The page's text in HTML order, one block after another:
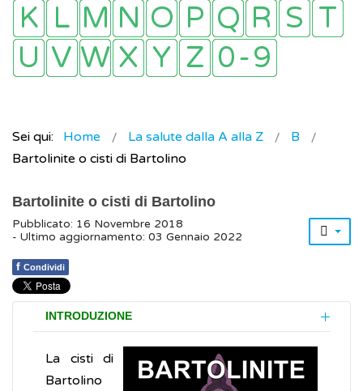
Sei qui: Home La salute dalla A alla Z
B
Bartolinite o cisti di Bartolino
Bartolinite o cisti di Bartolino
Pubblicato: 16 Novembre 2018
- Ultimo aggiornamento: 03 Gennaio 2022
f Condividi
INTRODUZIONE
La cisti di
Bartolino